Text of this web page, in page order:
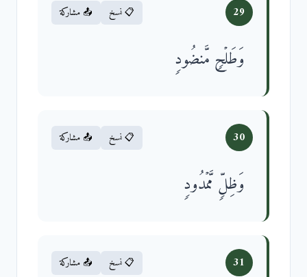
29 📋 نسخ 📤 مشاركة
وَطَلۡحࣲ مَّنضُودࣲ
30 📋 نسخ 📤 مشاركة
وَظِلࣲّ مَّمۡدُودࣲ
31 📋 نسخ 📤 مشاركة